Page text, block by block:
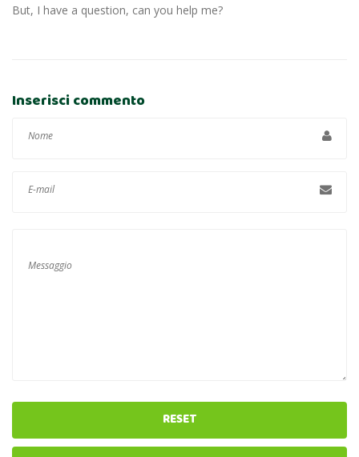
But, I have a question, can you help me?
Inserisci commento
RESET